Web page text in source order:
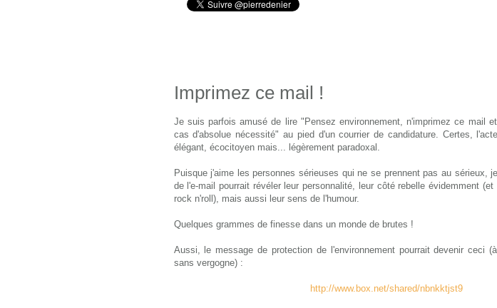
Imprimez ce mail !
Je suis parfois amusé de lire "Pensez environnement, n'imprimez ce mail
cas d'absolue nécessité" au pied d'un courrier de candidature. Certes,
élégant, écocitoyenmais... légèrement paradoxal.
Puisque j'aime les personnes sérieuses qui ne se prennent pas au sérieux,
de l'e-mail
pourrait révéler leur personnalité, leur côté rebelle évidemment
rock n'roll ), mais aussi leur sens de l'humour.
Quelques grammes de finesse dans un monde de brutes !
Aussi, le message de protection de l'environnement pourrait devenir ceci (à
sans vergogne) :
http://www.box.net/shared/nbnkktjst9